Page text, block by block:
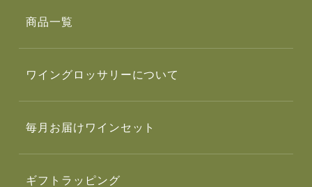
商品一覧
ワイングロッサリーについて
毎月お届けワインセット
ギフトラッピング